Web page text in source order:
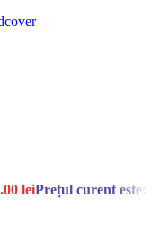
leiPrețul curent este: